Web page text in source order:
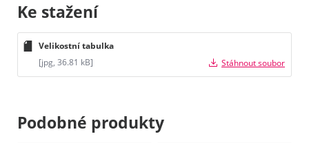
Ke stažení
Velikostní tabulka
[jpg, 36.81 kB]
Stáhnout soubor
Podobné produkty